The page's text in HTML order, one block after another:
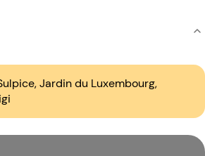
Jardin du Luxembourg,